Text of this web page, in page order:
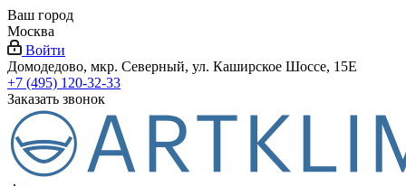
Ваш город
Москва
Войти
Домодедово, мкр. Северный, ул. Каширское Шоссе, 15Е
+7 (495) 120-32-33
Заказать звонок